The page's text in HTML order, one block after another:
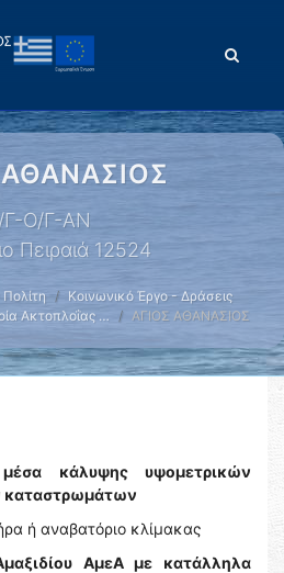
Γ-Ο/Γ-ΑΝ
Πειραιά 12524
Πολίτη
Κοινωνικό Έργο - Δράσεις
Ακτοπλοΐας …
ΑΓΙΟΣ ΑΘΑΝΑΣΙΟΣ
κάλυψης υψομετρικών
καταστρωμάτων
ή αναβατόριο κλίμακας
ΑμεΑ με κατάλληλα